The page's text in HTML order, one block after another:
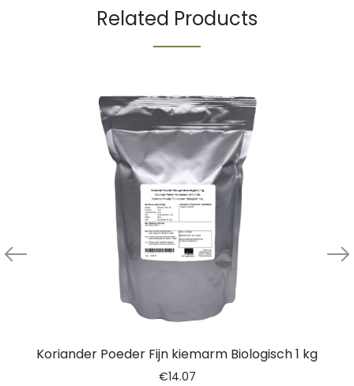
Related Products
Koriander Poeder Fijn kiemarm Biologisch 1 kg
€14.07